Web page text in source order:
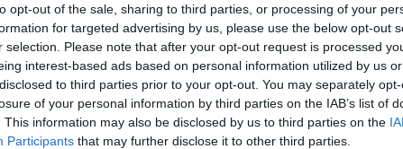
opt-out of the sale, sharing to third parties, or processing of your
for targeted advertising by us, please use the below opt-out
selection. Please note that after your opt-out request is processed
interest-based ads based on personal information utilized by us
to third parties prior to your opt-out. You may separately
of your personal information by third parties on the IAB’s list of
This information may also be disclosed by us to third parties on the
Participants that may further disclose it to other third parties.